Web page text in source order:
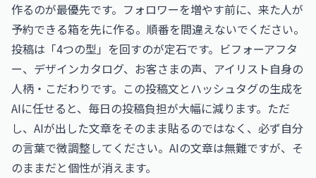
作るのが最優先です。フォロワーを増やす前に、来た人が
予約できる箱を先に作る。順番を間違えないでください。
投稿は「4つの型」を回すのが定石です。ビフォーアフタ
ー、デザインカタログ、お客さまの声、アイリスト自身の
人柄・こだわりです。この投稿文とハッシュタグの生成を
AIに任せると、毎日の投稿負担が大幅に減ります。ただ
し、AIが出した文章をそのまま貼るのではなく、必ず自分
の言葉で微調整してください。AIの文章は無難ですが、そ
のままだと個性が消えます。